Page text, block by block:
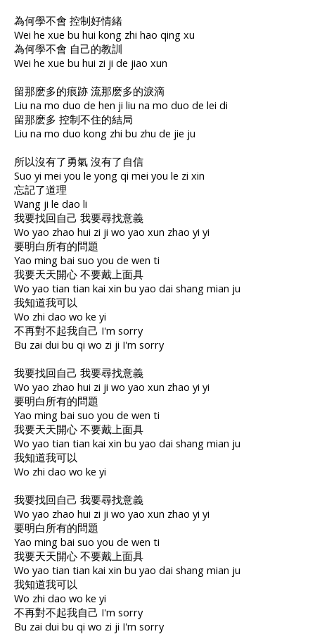
為何學不會 控制好情緒
Wei he xue bu hui kong zhi hao qing xu
為何學不會 自己的教訓
Wei he xue bu hui zi ji de jiao xun
留那麽多的痕跡 流那麽多的淚滴
Liu na mo duo de hen ji liu na mo duo de lei di
留那麽多 控制不住的結局
Liu na mo duo kong zhi bu zhu de jie ju
所以沒有了勇氣 沒有了自信
Suo yi mei you le yong qi mei you le zi xin
忘記了道理
Wang ji le dao li
我要找回自己 我要尋找意義
Wo yao zhao hui zi ji wo yao xun zhao yi yi
要明白所有的問題
Yao ming bai suo you de wen ti
我要天天開心 不要戴上面具
Wo yao tian tian kai xin bu yao dai shang mian ju
我知道我可以
Wo zhi dao wo ke yi
不再對不起我自己 I'm sorry
Bu zai dui bu qi wo zi ji I'm sorry
我要找回自己 我要尋找意義
Wo yao zhao hui zi ji wo yao xun zhao yi yi
要明白所有的問題
Yao ming bai suo you de wen ti
我要天天開心 不要戴上面具
Wo yao tian tian kai xin bu yao dai shang mian ju
我知道我可以
Wo zhi dao wo ke yi
我要找回自己 我要尋找意義
Wo yao zhao hui zi ji wo yao xun zhao yi yi
要明白所有的問題
Yao ming bai suo you de wen ti
我要天天開心 不要戴上面具
Wo yao tian tian kai xin bu yao dai shang mian ju
我知道我可以
Wo zhi dao wo ke yi
不再對不起我自己 I'm sorry
Bu zai dui bu qi wo zi ji I'm sorry